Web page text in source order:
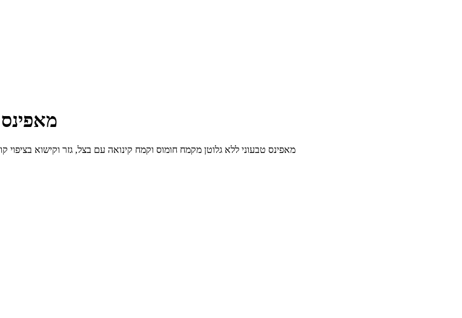
מאפינס
מאפינס טבעוני ללא גלוטן מקמח חומוס וקמח קינואה עם בצל, גזר וקישוא בציפוי קורנפלקס ללא גלוטן -